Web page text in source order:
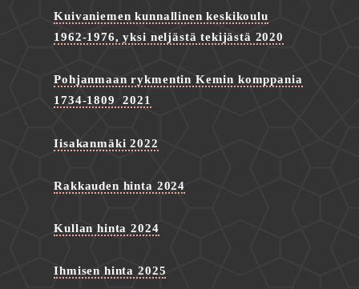
Kuivaniemen kunnallinen keskikoulu
1962-1976, yksi neljästä tekijästä 2020
Pohjanmaan rykmentin Kemin komppania
1734-1809 2021
Iisakanmäki 2022
Rakkauden hinta 2024
Kullan hinta 2024
Ihmisen hinta 2025